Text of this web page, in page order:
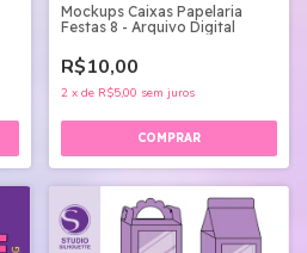
Mockups Caixas Papelaria
Festas 8 - Arquivo Digital
R$10,00
2 x de R$5,00 sem juros